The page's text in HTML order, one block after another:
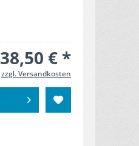
38,50 € *
zzgl. Versandkosten